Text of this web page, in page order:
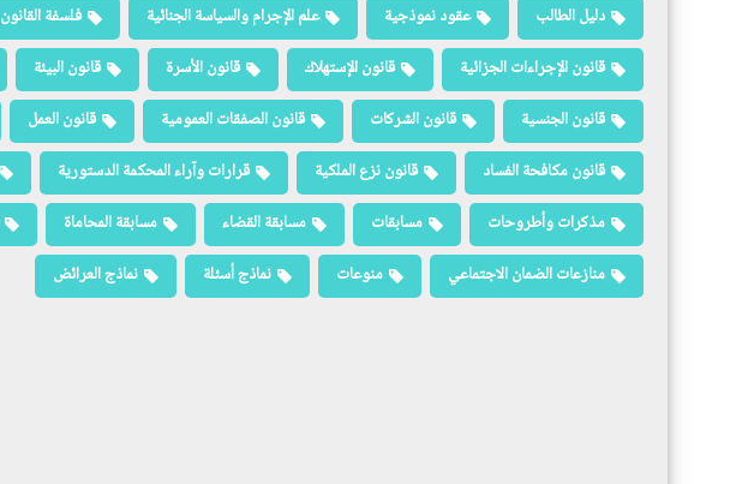
دليل الطالب
عقود نموذجية علم الإجرام والسياسة الجنائية فلسفة القانون
قانون الإجراءات الجزائية
قانون الإستهلاك قانون الأسرة قانون البيئة
قانون الجنسية
قانون الشركات قانون الصفقات العمومية قانون العمل
قانون مكافحة الفساد
قانون نزع الملكية قرارات وآراء المحكمة الدستورية
مذكرات وأطروحات
مسابقات مسابقة القضاء مسابقة المحاماة
منازعات الضمان الاجتماعي
منوعات نماذج أسئلة نماذج العرائض